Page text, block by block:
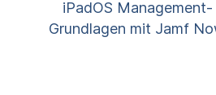
iPadOS Management-
Grundlagen mit Jamf